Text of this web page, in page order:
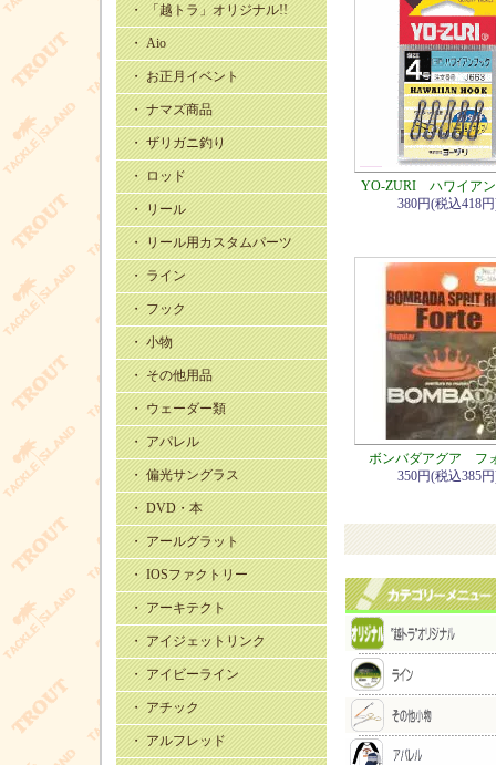
・ 「越トラ」オリジナル!!
・ Aio
・ お正月イベント
・ ナマズ商品
・ ザリガニ釣り
・ ロッド
・ リール
・ リール用カスタムパーツ
・ ライン
・ フック
・ 小物
・ その他用品
・ ウェーダー類
・ アパレル
・ 偏光サングラス
・ DVD・本
・ アールグラット
・ IOSファクトリー
・ アーキテクト
・ アイジェットリンク
・ アイビーライン
・ アチック
・ アルフレッド
YO-ZURI ハワイア
380円(税込418
ボンバダアグア フ
350円(税込385